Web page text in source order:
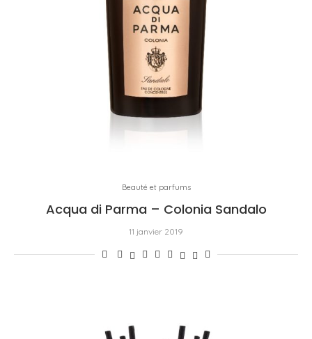
Beauté et parfums
Acqua di Parma – Colonia Sandalo
11 janvier 2019